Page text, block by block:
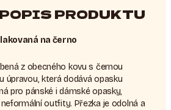
PRODUKTU
na černo
z obecného kovu s černou
úpravou, která dodává opasku
pro pánské i dámské opasky,
outfity. Přezka je odolná a